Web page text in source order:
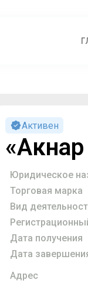
Активен
Юридическое
Торговая марка
Вид
Дата получения
Дата
Адрес